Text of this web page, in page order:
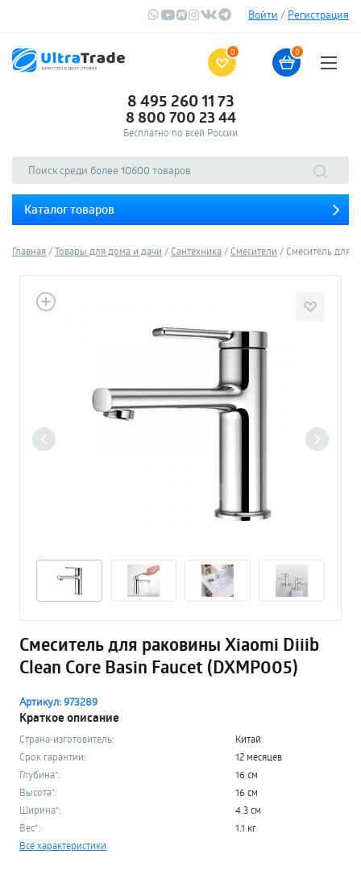
Войти / Регистрация
0 0
8 495 260 11 73
8 800 700 23 44
Бесплатно по всей России
Каталог товаров
Главная Товары для дома и дачи Сантехника Смесители Смеситель для
Смеситель для раковины Xiaomi Diiib
Clean Core Basin Faucet (DXMP005)
Артикул: 973289
Краткое описание
Страна-изготовитель:
Китай
Срок гарантии:
12 месяцев
Глубина*:
16 см
Высота*:
16 см
Ширина*:
4.3 см
Вес*:
1.1 кг
Все характеристики